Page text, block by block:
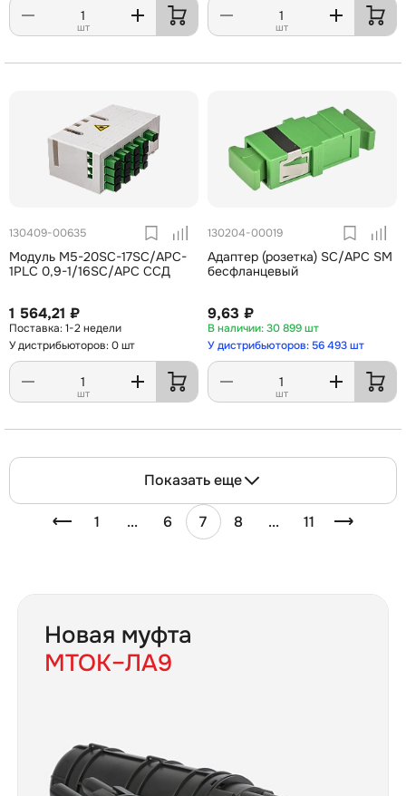
шт шт
130409-00635
Модуль М5-20SC-17SC/APC-
1PLC 0,9-1/16SC/APC ССД
1 564,21 ₽
1-2 недели
У дистрибьюторов: 0 шт
шт
130204-00019
Адаптер (розетка) SC/APC SM
бесфланцевый
9,63 ₽
30 899 шт
У дистрибьюторов: 56 493 шт
шт
Показать еще
1 ... 6 7 8 ... 11
Новая муфта
МТОК–ЛА9